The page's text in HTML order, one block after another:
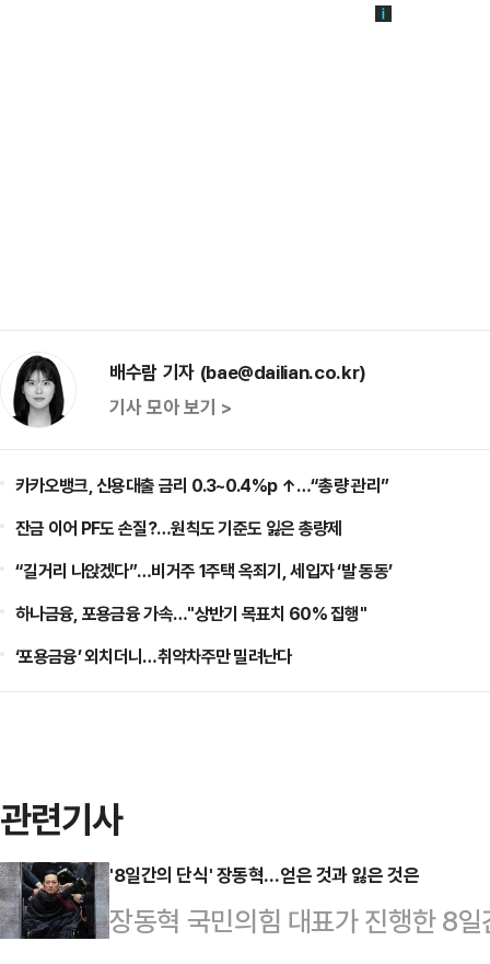
배수람 기자 (bae@dailian.co.kr)
기사 모아 보기 >
카카오뱅크, 신용대출 금리 0.3~0.4%p ↑…“총량 관리”
잔금 이어 PF도 손질?…원칙도 기준도 잃은 총량제
“길거리 나앉겠다”…비거주 1주택 옥죄기, 세입자 ‘발 동동’
하나금융, 포용금융 가속…"상반기 목표치 60% 집행"
‘포용금융’ 외치더니…취약차주만 밀려난다
관련기사
'8일간의 단식' 장동혁…얻은 것과 잃은 것은
장동혁 국민의힘 대표가 진행한 8